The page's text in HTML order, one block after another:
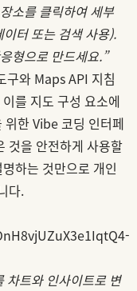
소를 클릭하여 세부
터 또는 검색 사용).
형으로 만드세요.”
구와 Maps API 지침
를 지도 구성 요소에
위한 Vibe 코딩 인터페
것을 안전하게 사용할
하는 것만으로 개인
다.
차트와 인사이트로 변